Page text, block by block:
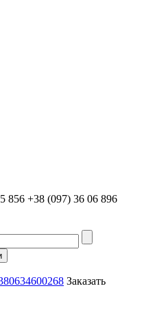
856 +38 (097) 36 06 896
Заказать